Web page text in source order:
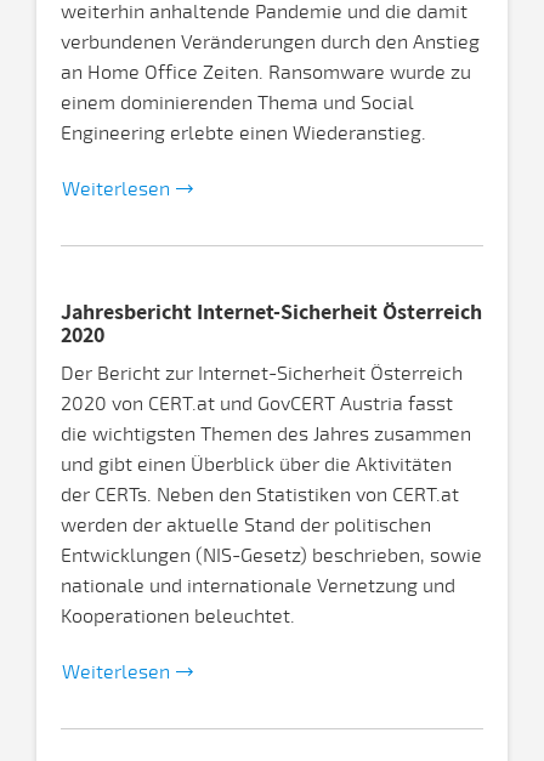
weiterhin anhaltende Pandemie und die damit
verbundenen Veränderungen durch den Anstieg
an Home Office Zeiten. Ransomware wurde zu
einem dominierenden Thema und Social
Engineering erlebte einen Wiederanstieg.
Weiterlesen
Jahresbericht Internet-Sicherheit Österreich
2020
Der Bericht zur Internet-Sicherheit Österreich
2020 von CERT.at und GovCERT Austria fasst
die wichtigsten Themen des Jahres zusammen
und gibt einen Überblick über die Aktivitäten
der CERTs. Neben den Statistiken von CERT.at
werden der aktuelle Stand der politischen
Entwicklungen (NIS-Gesetz) beschrieben, sowie
nationale und internationale Vernetzung und
Kooperationen beleuchtet.
Weiterlesen